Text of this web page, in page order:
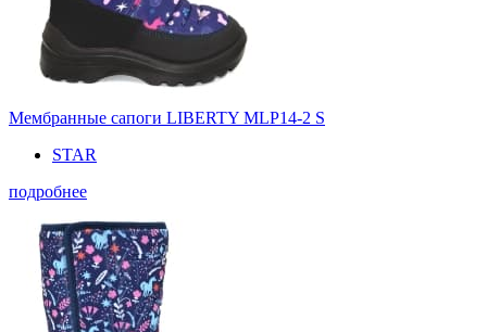
Мембранные сапоги LIBERTY MLP14-2 S
STAR
подробнее